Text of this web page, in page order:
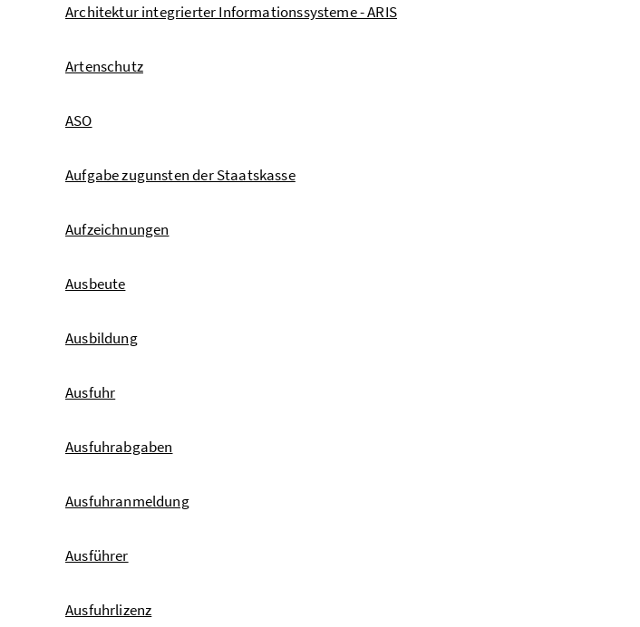
Architektur integrierter Informationssysteme - ARIS
Artenschutz
ASO
Aufgabe zugunsten der Staatskasse
Aufzeichnungen
Ausbeute
Ausbildung
Ausfuhr
Ausfuhrabgaben
Ausfuhranmeldung
Ausführer
Ausfuhrlizenz